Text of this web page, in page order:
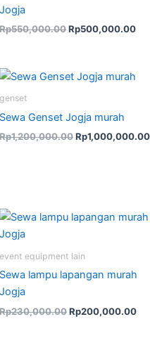
Jogja
Rp550,000.00Rp500,000.00
genset
Sewa Genset Jogja murah
Rp1,200,000.00
Original
price
Rp1,000,000.00
event equipment lain
Sewa lampu lapangan murah
Jogja
Rp230,000.00
Original
price
Rp200,000.00